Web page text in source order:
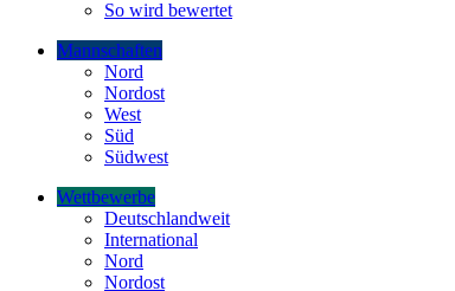
So wird bewertet
Mannschaften
Nord
Nordost
West
Süd
Südwest
Wettbewerbe
Deutschlandweit
International
Nord
Nordost